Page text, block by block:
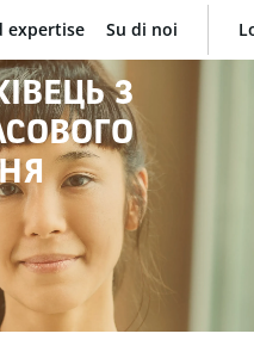
expertise Su di noi
З